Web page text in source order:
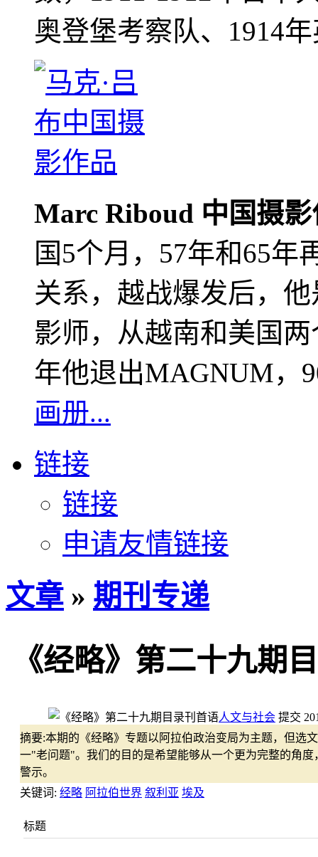
奥登堡考察队、1914
Marc Riboud 中国摄
国5个月，57年和65年
关系，越战爆发后，
影师，从越南和美国
年他退出MAGNUM，
画册...
链接
链接
申请友情链接
文章 » 期刊专递
《经略》第二十九期
人文与社会 提交
摘要:本期的《经略》专题以阿拉伯政治变局为主题，但选
一"老问题"。我们的目的是希望能够从一个更为完整的角
警示。
关键词: 经略 阿拉伯世界 叙利亚 埃及
标题